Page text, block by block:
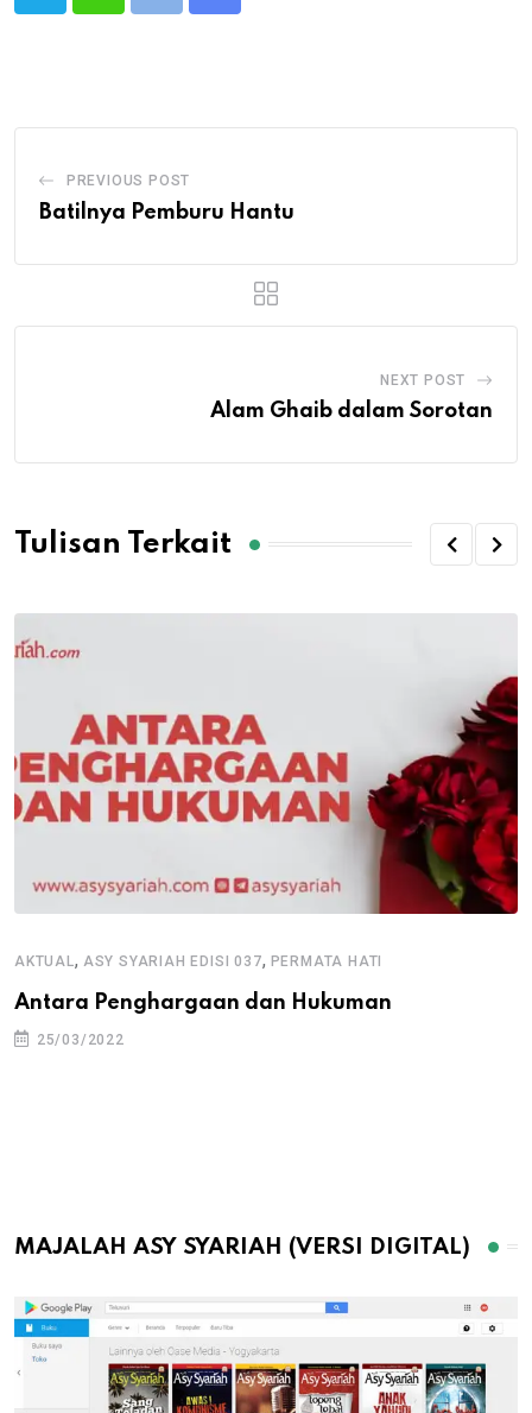
PREVIOUS POST
Batilnya Pemburu Hantu
NEXT POST
Alam Ghaib dalam Sorotan
Tulisan Terkait
AKTUAL, ASY SYARIAH EDISI 037, PERMATA HATI
Antara Penghargaan dan Hukuman
25/03/2022
MAJALAH ASY SYARIAH (VERSI DIGITAL)